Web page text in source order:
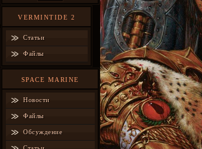
VERMINTIDE 2
Статьи
Файлы
SPACE MARINE
Новости
Файлы
Обсуждение